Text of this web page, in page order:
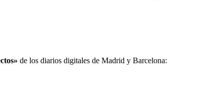
de los diarios digitales de Madrid y Barcelona: